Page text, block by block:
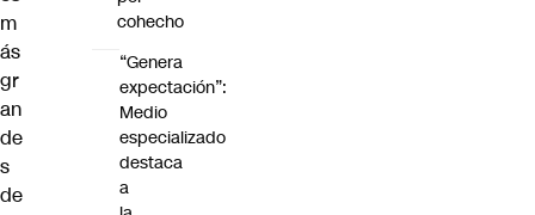
m
ás
gr
an
de
s
de
cohecho
“Genera
expectación”:
Medio
especializado
destaca
a